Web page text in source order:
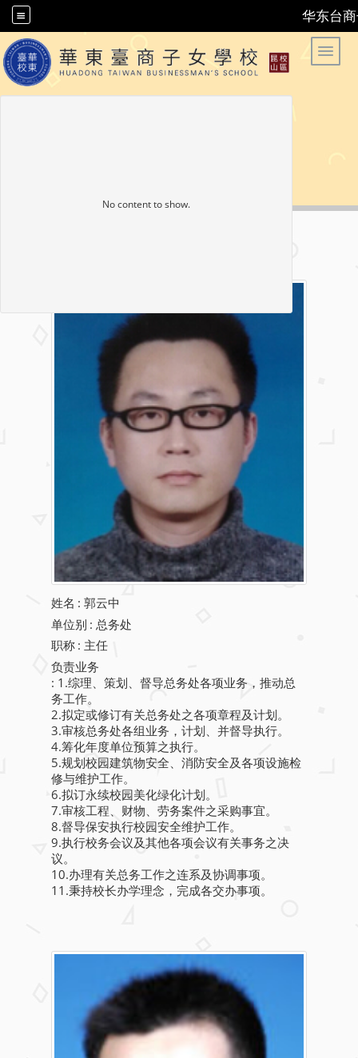
华东台
华东台商子女学校 华东台商子女学校
No content to show.
姓名 : 郭云中
单位别 : 总务处
职称 : 主任
负责业务
: 1.综理、策划、督导总务处各项业务，推动总
务工作。
2.拟定或修订有关总务处之各项章程及计划。
3.审核总务处各组业务，计划、并督导执行。
4.筹化年度单位预算之执行。
5.规划校园建筑物安全、消防安全及各项设施检
修与维护工作。
6.拟订永续校园美化绿化计划。
7.审核工程、财物、劳务案件之采购事宜。
8.督导保安执行校园安全维护工作。
9.执行校务会议及其他各项会议有关事务之决
议。
10.办理有关总务工作之连系及协调事项。
11.秉持校长办学理念，完成各交办事项。